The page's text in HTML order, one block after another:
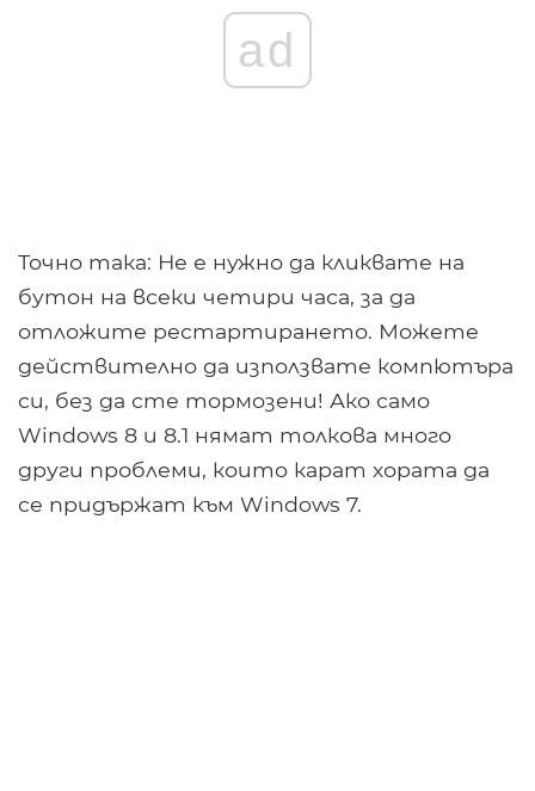
ad
Точно така: Не е нужно да кликвате на
бутон на всеки четири часа, за да
отложите рестартирането. Можете
действително да използвате компютъра
си, без да сте тормозени! Ако само
Windows 8 и 8.1 нямат толкова много
други проблеми, които карат хората да
се придържат към Windows 7.